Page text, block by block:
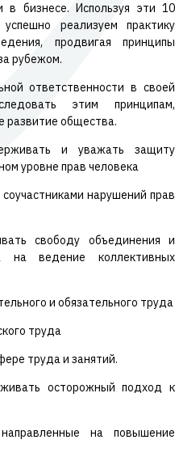
бизнесе. Используя эти 10
реализуем практику
продвигая принципы
рубежом.
ответственности в своей
этим принципам,
развитие общества.
и уважать защиту
уровне прав человека
нарушений прав
свободу объединения и
на ведение коллективных
и обязательного труда
труда
труда и занятий.
осторожный подход к
на повышение